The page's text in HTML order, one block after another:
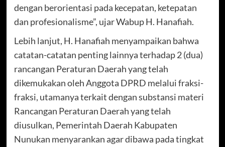
dengan berorientasi pada kecepatan, ketepatan
dan profesionalisme”, ujar Wabup H. Hanafiah.
Lebih lanjut, H. Hanafiah menyampaikan bahwa
catatan-catatan penting lainnya terhadap 2 (dua)
rancangan Peraturan Daerah yang telah
dikemukakan oleh Anggota DPRD melalui fraksi-
fraksi, utamanya terkait dengan substansi materi
Rancangan Peraturan Daerah yang telah
diusulkan, Pemerintah Daerah Kabupaten
Nunukan menyarankan agar dibawa pada tingkat